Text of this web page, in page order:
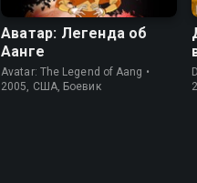
Аватар: Легенда об
Аанге
Avatar: The Legend of Aang •
2005, США, Боевик